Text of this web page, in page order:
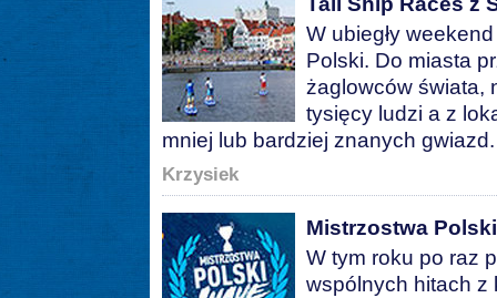
W ubiegły
Polski. Do miasta
żaglowców świata,
tysięcy ludzi a z
mniej lub bardziej znanych
Krzysiek
Mistrzostwa
W tym roku po raz
wspólnych hitach z